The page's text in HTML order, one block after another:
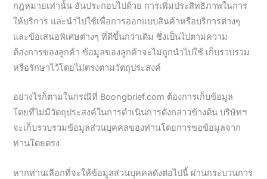
กฎหมายเท่านั้น อันประกอบไปด้วย การเพิ่มประสิทธิภาพในการ
ให้บริการ และนำไปใช้เพื่อการออกแบบสินค้าหรือบริการต่างๆ
และข้อเสนอพิเศษต่างๆ ที่ดีขึ้นกว่าเดิม ซึ่งเป็นไปตามความ
ต้องการของลูกค้า ข้อมูลของลูกค้าจะไม่ถูกนำไปใช้ เก็บรวบรวม
หรือรักษาไว้โดยไม่ตรงตามวัตถุประสงค์
อย่างไรก็ตามในกรณีที่ Boongbrief.com ต้องการเก็บข้อมูล
โดยที่ไม่มีวัตถุประสงค์ในการดำเนินการดังกล่าวข้างต้น บริษัทฯ
จะเก็บรวบรวมข้อมูลส่วนบุคคลของท่านโดยการขอข้อมูลจาก
ท่านโดยตรง
หากท่านเลือกที่จะให้ข้อมูลส่วนบุคคลดังต่อไปนี้ ผ่านกระบวนการ